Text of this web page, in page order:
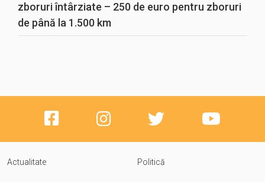
zboruri întârziate – 250 de euro pentru zboruri
de până la 1.500 km
Actualitate Politică